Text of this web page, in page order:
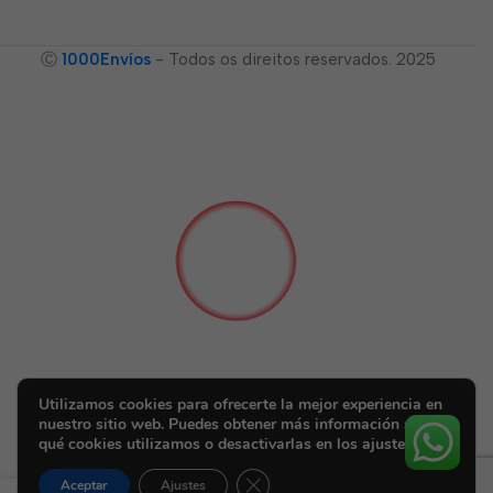
Ⓒ 1000Envíos - Todos os direitos reservados. 2025
Utilizamos cookies para ofrecerte la mejor experiencia en
nuestro sitio web. Puedes obtener más información sobre
qué cookies utilizamos o desactivarlas en los ajustes.
Aceptar Ajustes Cerrar el banner de cookies RGPD